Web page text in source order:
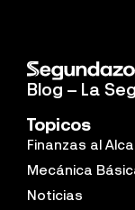
Blog – La
Topicos
Finanzas al
Mecánica
Noticias